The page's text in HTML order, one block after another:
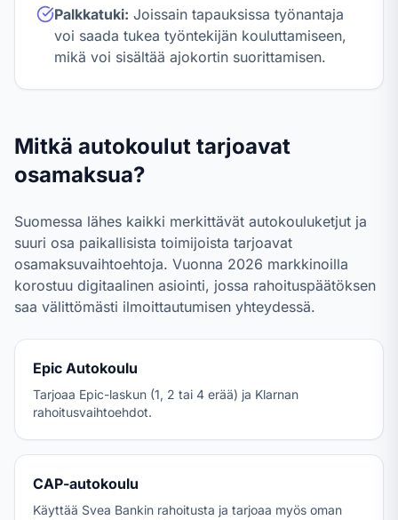
Palkkatuki: Joissain tapauksissa työnantaja
voi saada tukea työntekijän kouluttamiseen,
mikä voi sisältää ajokortin suorittamisen.
Mitkä autokoulut tarjoavat
osamaksua?
Suomessa lähes kaikki merkittävät autokouluketjut ja
suuri osa paikallisista toimijoista tarjoavat
osamaksuvaihtoehtoja. Vuonna 2026 markkinoilla
korostuu digitaalinen asiointi, jossa rahoituspäätöksen
saa välittömästi ilmoittautumisen yhteydessä.
Epic Autokoulu
Tarjoaa Epic-laskun (1, 2 tai 4 erää) ja Klarnan
rahoitusvaihtoehdot.
CAP-autokoulu
Käyttää Svea Bankin rahoitusta ja tarjoaa myös oman